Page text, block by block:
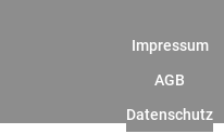
Impressum
AGB
Datenschutz